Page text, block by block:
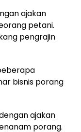
ajakan
petani.
pengrajin
bisnis porang
ajakan
porang.